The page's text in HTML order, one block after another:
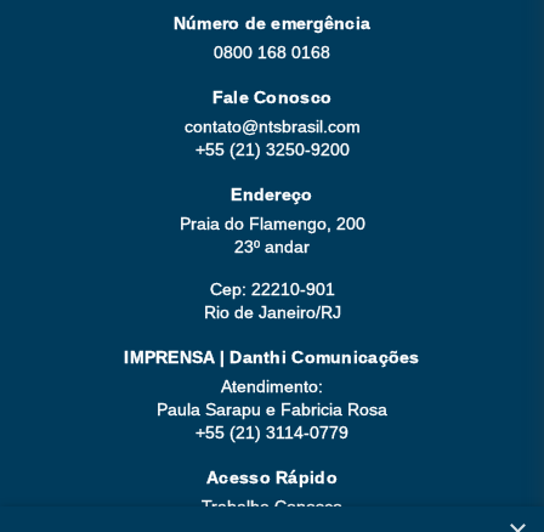
Número de emergência
0800 168 0168
Fale Conosco
contato@ntsbrasil.com
+55 (21) 3250-9200
Endereço
Praia do Flamengo, 200
23º andar
Cep: 22210-901
Rio de Janeiro/RJ
IMPRENSA | Danthi Comunicações
Atendimento:
Paula Sarapu e Fabricia Rosa
+55 (21) 3114-0779
Acesso Rápido
Trabalhe Conosco